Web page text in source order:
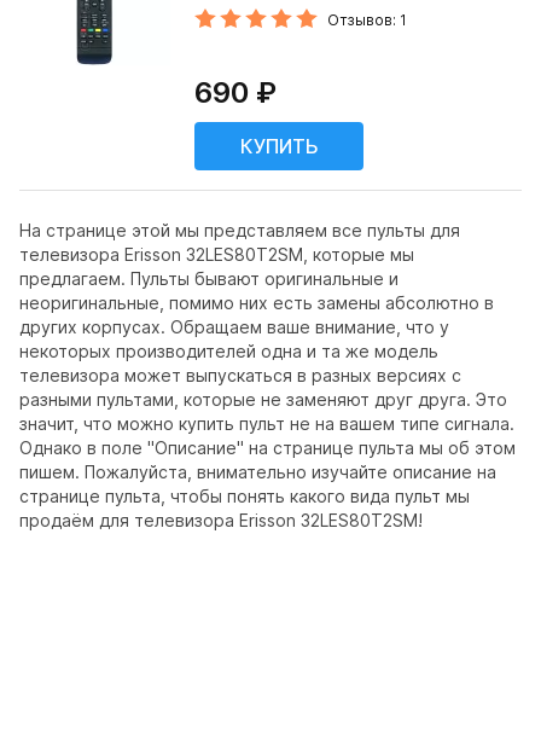
На странице этой мы представляем все пульты для
телевизора Erisson 32LES80T2SM, которые мы
предлагаем. Пульты бывают оригинальные и
неоригинальные, помимо них есть замены абсолютно в
других корпусах. Обращаем ваше внимание, что у
некоторых производителей одна и та же модель
телевизора может выпускаться в разных версиях с
разными пультами, которые не заменяют друг друга. Это
значит, что можно купить пульт не на вашем типе сигнала.
Однако в поле "Описание" на странице пульта мы об этом
пишем. Пожалуйста, внимательно изучайте описание на
странице пульта, чтобы понять какого вида пульт мы
продаём для телевизора Erisson 32LES80T2SM!
Отзывов: 1
690 ₽